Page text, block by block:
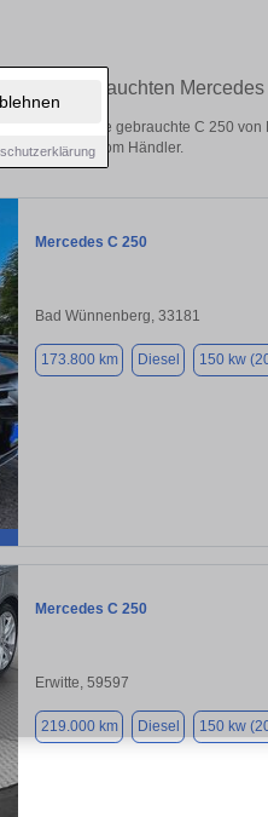
Ihren gebrauchten
Entdecken Sie gebrauchte C 250
privat und vom Händler.
Mercedes C 250
Bad Wünnenberg, 33181
173.800 km Diesel 150 kw
Mercedes C 250
Erwitte, 59597
219.000 km Diesel 150 kw